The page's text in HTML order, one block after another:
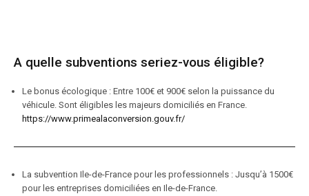
A quelle subventions seriez-vous éligible?
Le bonus écologique : Entre 100€ et 900€ selon la puissance du
véhicule. Sont éligibles les majeurs domiciliés en France.
https://www.primealaconversion.gouv.fr/
La subvention Ile-de-France pour les professionnels : Jusqu’à 1500€
pour les entreprises domiciliées en Ile-de-France.